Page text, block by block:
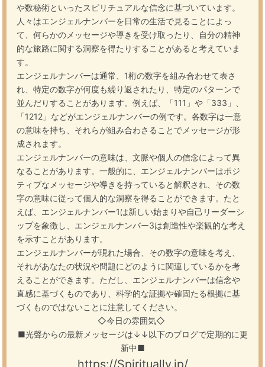
や数秘術といったスピリチュアルな信念に基づいています。
人々はエンジェルナンバーを日常の生活で見ることによっ
て、何らかのメッセージや導きを受け取ったり、自分の精神
的な旅路に関する洞察を得たりすることがあると考えていま
す。
エンジェルナンバーは通常、1桁の数字を組み合わせて表さ
れ、特定の数字が何度も繰り返されたり、特定のパターンで
並んだりすることがあります。例えば、「111」や「333」、
「1212」などがエンジェルナンバーの例です。各数字は一意
の意味を持ち、それらが組み合わさることでメッセージが形
成されます。
エンジェルナンバーの意味は、文脈や個人の信念によって異
なることがあります。一般的に、エンジェルナンバーはポジ
ティブなメッセージや導きを持っていると解釈され、その数
字の意味に従って個人的な洞察を得ることができます。たと
えば、エンジェルナンバー1は新しい始まりや自己リーダーシ
ップを象徴し、エンジェルナンバー3は創造性や楽観的な考え
を示すことがあります。
エンジェルナンバーが現れた場合、その数字の意味を考え、
それがあなたの状況や問題にどのように関連しているかを考
えることができます。ただし、エンジェルナンバーは信念や
直感に基づくものであり、科学的な証拠や確固たる根拠に基
づくものではないことに注意してください。
◇今日の雰囲気◇
■光聲からの最新メッセージは↓↓以下のブログで定期的に更
新中■
https://Spiritually.jp/